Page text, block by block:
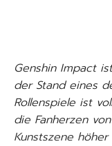
Genshin Impact
der Stand eines
Rollenspiele ist
die Fanherzen
Kunstszene